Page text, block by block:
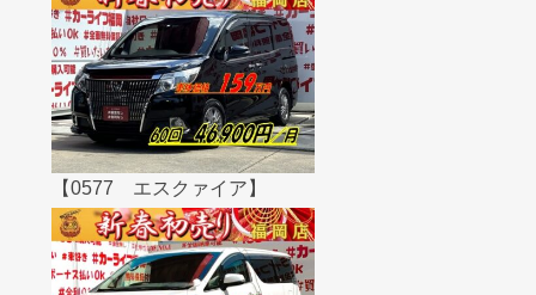
【0577 エスクァイア】